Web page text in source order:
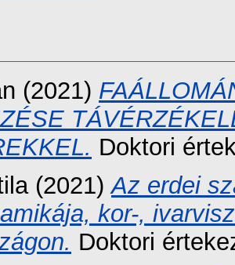
(2021)
Doktori
(2021)Az erdei
kor-,
Doktori